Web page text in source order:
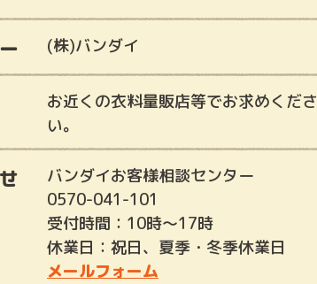
(株)バンダイ
お近くの衣料量販店等でお求めくださ
い。
バンダイお客様相談センター
0570-041-101
受付時間：10時～17時
休業日：祝日、夏季・冬季休業日
メールフォーム